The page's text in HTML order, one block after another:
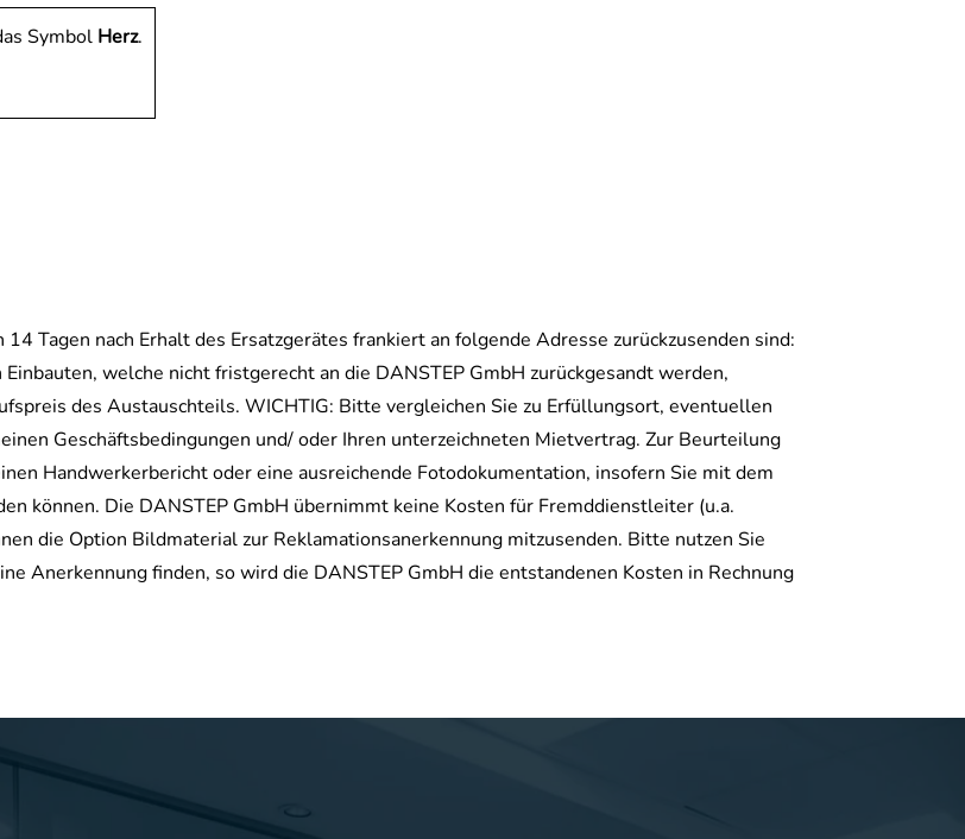
Symbol Herz.
Tagen nach Erhalt des Ersatzgerätes frankiert an folgende Adresse zurückzusenden sind:
welche nicht fristgerecht an die DANSTEP GmbH zurückgesandt werden,
des Austauschteils. WICHTIG: Bitte vergleichen Sie zu Erfüllungsort, eventuellen
Geschäftsbedingungen und/ oder Ihren unterzeichneten Mietvertrag. Zur Beurteilung
Handwerkerbericht oder eine ausreichende Fotodokumentation, insofern Sie mit dem
können. Die DANSTEP GmbH übernimmt keine Kosten für Fremddienstleiter (u.a.
die Option Bildmaterial zur Reklamationsanerkennung mitzusenden. Bitte nutzen Sie
Anerkennung finden, so wird die DANSTEP GmbH die entstandenen Kosten in Rechnung